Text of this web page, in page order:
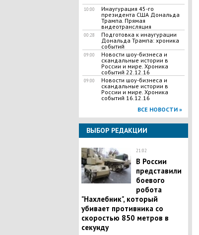
10:00
Инаугурация 45-го
президента США Дональда
Трампа. Прямая
видеотрансляция
00:28
Подготовка к инаугурации
Дональда Трампа: хроника
событий
09:00
Новости шоу-бизнеса и
скандальные истории в
России и мире. Хроника
событий 22.12.16
09:00
Новости шоу-бизнеса и
скандальные истории в
России и мире. Хроника
событий 16.12.16
ВСЕ НОВОСТИ »
ВЫБОР РЕДАКЦИИ
21:02
В России
представили
боевого
робота
"Нахлебник", который
убивает противника со
скоростью 850 метров в
секунду